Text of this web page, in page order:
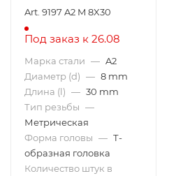
Art. 9197 A2 M 8X30
Под заказ к 26.08
Марка стали — A2
Диаметр (d) — 8 mm
Длина (l) — 30 mm
Тип резьбы —
Метрическая
Форма головы — Т-
образная головка
Количество штук в